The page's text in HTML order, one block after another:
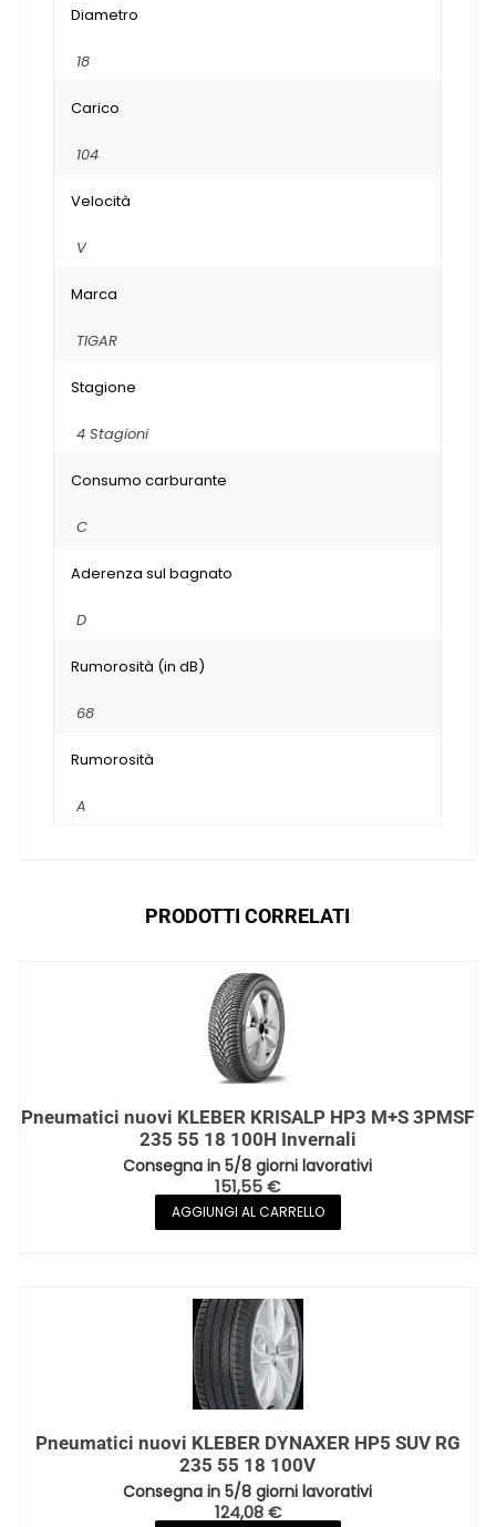
Diametro
18
Carico
104
Velocità
V
Marca
TIGAR
Stagione
4 Stagioni
Consumo carburante
C
Aderenza sul bagnato
D
Rumorosità (in dB)
68
Rumorosità
A
PRODOTTI CORRELATI
Pneumatici nuovi KLEBER KRISALP HP3 M+S 3PMSF
235 55 18 100H Invernali
Consegna in 5/8 giorni lavorativi
151,55€
AGGIUNGI AL CARRELLO
Pneumatici nuovi KLEBER DYNAXER HP5 SUV RG
235 55 18 100V
Consegna in 5/8 giorni lavorativi
124,08€